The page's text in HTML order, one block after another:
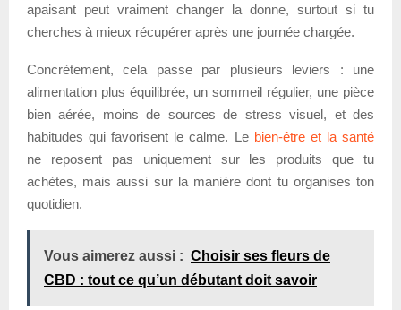
apaisant peut vraiment changer la donne, surtout si tu
cherches à mieux récupérer après une journée chargée.
Concrètement, cela passe par plusieurs leviers : une
alimentation plus équilibrée, un sommeil régulier, une pièce
bien aérée, moins de sources de stress visuel, et des
habitudes qui favorisent le calme. Le bien-être et la santé
ne reposent pas uniquement sur les produits que tu
achètes, mais aussi sur la manière dont tu organises ton
quotidien.
Vous aimerez aussi : Choisir ses fleurs de
CBD : tout ce qu’un débutant doit savoir